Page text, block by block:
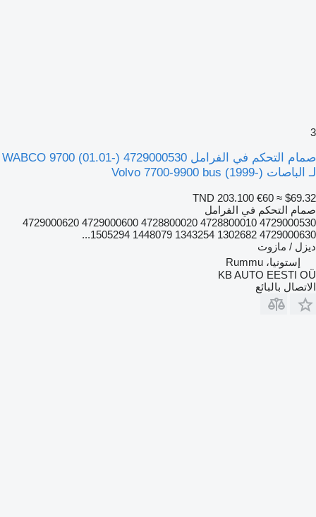
3
صمام التحكم في الفرامل WABCO 9700 (01.01-) 4729000530
لـ الباصات Volvo 7700-9900 bus (1999-)
TND 203.100 €60 ≈ $69.32
صمام التحكم في الفرامل
4729000530 4728800010 4728800020 4729000600 4729000620
4729000630 1302682 1343254 1448079 1505294...
ديزل / مازوت
إستونيا، Rummu
KB AUTO EESTI OÜ
الاتصال بالبائع